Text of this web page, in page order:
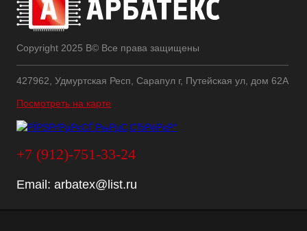
Copyright 2025 В© Все права защищены
427962, Удмуртская Респ, Сарапул г, Путейская ул, дом 62А
Посмотреть на карте
+7 (912)-751-33-24
Email: arbatex@list.ru